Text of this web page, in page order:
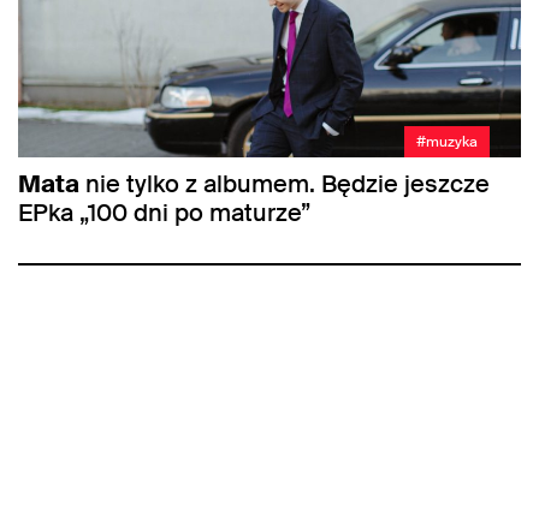
#muzyka
Mata nie tylko z albumem. Będzie jeszcze
EPka „100 dni po maturze”